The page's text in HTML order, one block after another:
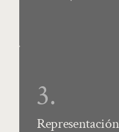
3.
Representación